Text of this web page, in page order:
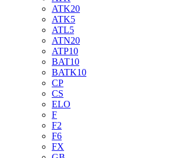
ATK20
ATK5
ATL5
ATN20
ATP10
BAT10
BATK10
CP
CS
ELO
F
F2
F6
FX